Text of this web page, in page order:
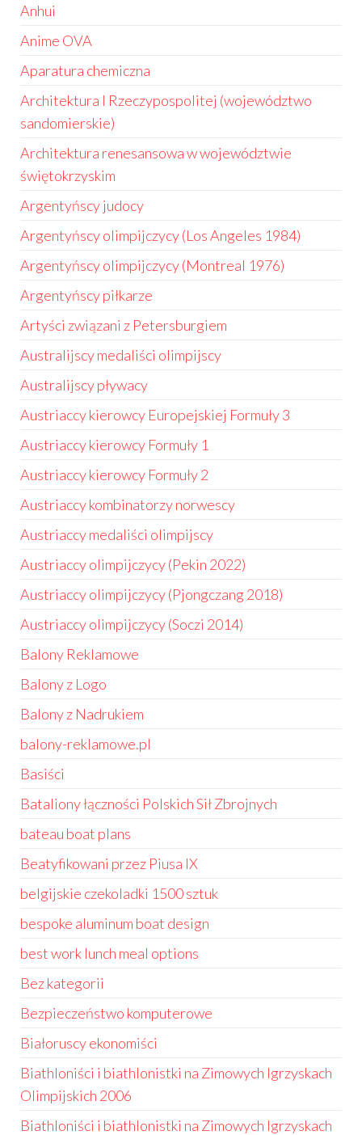
Anhui
Anime OVA
Aparatura chemiczna
Architektura I Rzeczypospolitej (województwo
sandomierskie)
Architektura renesansowa w województwie
świętokrzyskim
Argentyńscy judocy
Argentyńscy olimpijczycy (Los Angeles 1984)
Argentyńscy olimpijczycy (Montreal 1976)
Argentyńscy piłkarze
Artyści związani z Petersburgiem
Australijscy medaliści olimpijscy
Australijscy pływacy
Austriaccy kierowcy Europejskiej Formuły 3
Austriaccy kierowcy Formuły 1
Austriaccy kierowcy Formuły 2
Austriaccy kombinatorzy norwescy
Austriaccy medaliści olimpijscy
Austriaccy olimpijczycy (Pekin 2022)
Austriaccy olimpijczycy (Pjongczang 2018)
Austriaccy olimpijczycy (Soczi 2014)
Balony Reklamowe
Balony z Logo
Balony z Nadrukiem
balony-reklamowe.pl
Basiści
Bataliony łączności Polskich Sił Zbrojnych
bateau boat plans
Beatyfikowani przez Piusa IX
belgijskie czekoladki 1500 sztuk
bespoke aluminum boat design
best work lunch meal options
Bez kategorii
Bezpieczeństwo komputerowe
Białoruscy ekonomiści
Biathloniści i biathlonistki na Zimowych Igrzyskach
Olimpijskich 2006
Biathloniści i biathlonistki na Zimowych Igrzyskach